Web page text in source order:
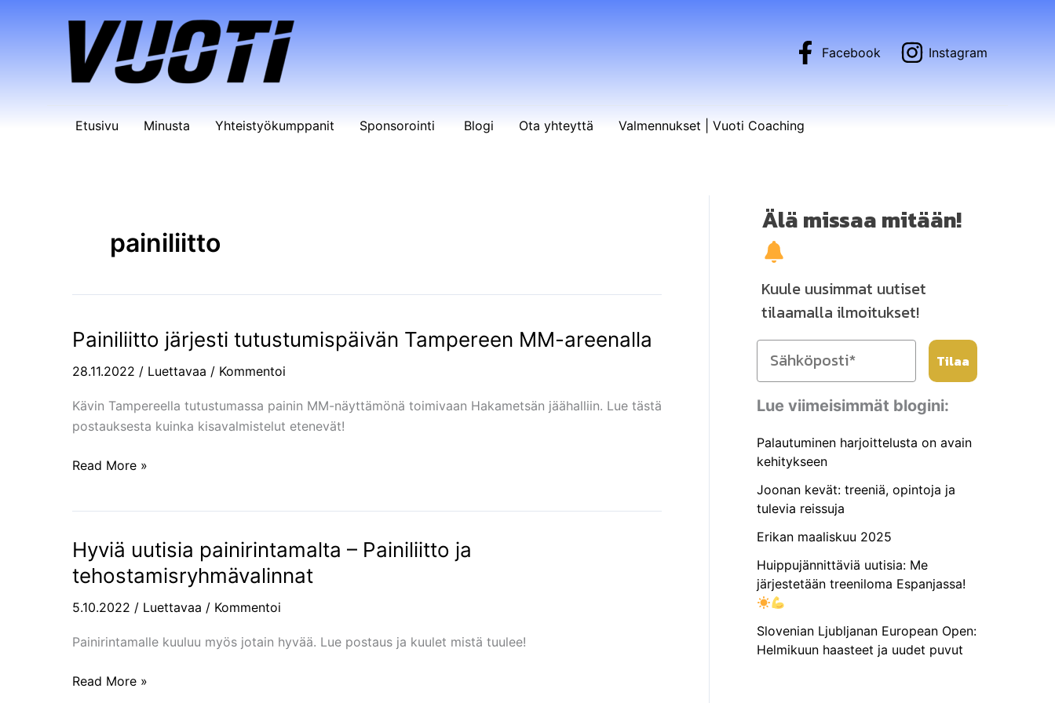
Facebook
Instagram
Etusivu Minusta Yhteistyökumppanit Sponsorointi Blogi Ota yhteyttä Valmennukset | Vuoti Coaching
painiliitto
Painiliitto järjesti tutustumispäivän Tampereen MM-areenalla
28.11.2022 / Luettavaa / Kommentoi
Kävin Tampereella tutustumassa painin MM-näyttämönä toimivaan Hakametsän jäähalliin. Lue tästä
postauksesta kuinka kisavalmistelut etenevät!
Painiliitto
tutustumispäivän
Tampereen
areenalla
Read More »
Hyviä uutisia painirintamalta – Painiliitto ja
tehostamisryhmävalinnat
5.10.2022 / Luettavaa / Kommentoi
Painirintamalle kuuluu myös jotain hyvää. Lue postaus ja kuulet mistä tuulee!
Hyviä
uutisia
painirintamalta
–
ja
Read More »
Älä missaa mitään!
Kuule uusimmat uutiset
tilaamalla ilmoitukset!
Tilaa
Lue viimeisimmät blogini:
Palautuminen harjoittelusta on avain
kehitykseen
Joonan kevät: treeniä, opintoja ja
tulevia reissuja
Erikan maaliskuu 2025
Huippujännittäviä uutisia: Me
järjestetään treeniloma Espanjassa!
Slovenian Ljubljanan European Open:
Helmikuun haasteet ja uudet puvut